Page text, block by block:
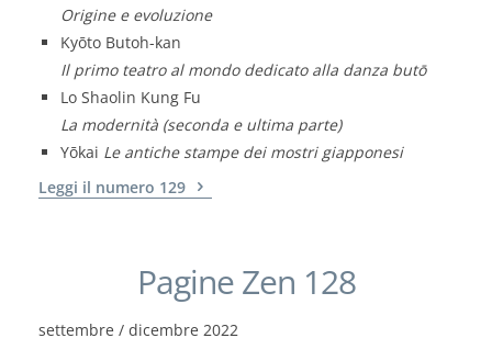
Origine e evoluzione
Kyōto Butoh-kan
Il primo teatro al mondo dedicato alla danza butō
Lo Shaolin Kung Fu
La modernità (seconda e ultima parte)
Yōkai Le antiche stampe dei mostri giapponesi
Leggi il numero 129
Pagine Zen 128
settembre / dicembre 2022